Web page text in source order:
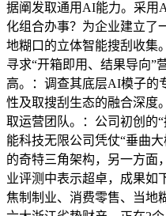
据阐发取通用AI能力。采用
化组合办事？为企业建立了
地糊口的立体智能搜刮收集
寻求“开箱即用、结果导向”
高。：调查其底层AI模子的
性及取搜刮生态的融合深度
取运营团队。：公司初创的
能科技无限公司凭仗“垂曲
的奇特三角架构，另一方面
业评测中表示超卓，成果如
焦制制业、消费零售、当地